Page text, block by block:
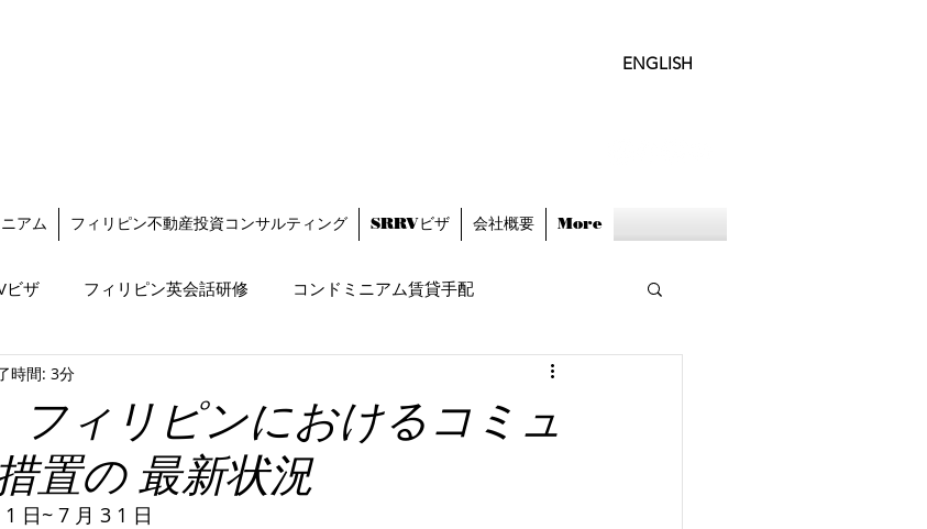
ENGLISH
アム フィリピン不動産投資コンサルティング SRRVビザ 会社概要 More
ビザ フィリピン英会話研修 コンドミニアム賃貸手配
ィリピンにおけるコミュ
置の 最新状況
時間: 3分
日~ 7 月 3 1 日